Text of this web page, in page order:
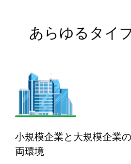
あらゆるタイ
小規模企業と大規模企業の
両環境